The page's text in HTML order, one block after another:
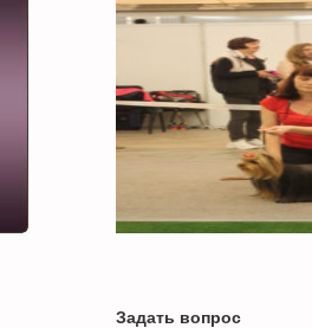
Задать вопрос